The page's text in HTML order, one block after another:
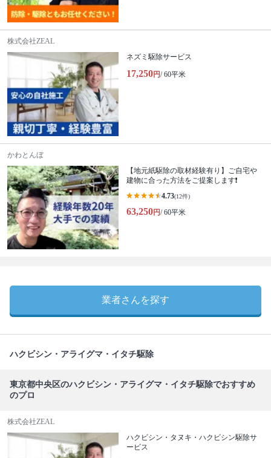
株式会社ZEAL
ネズミ駆除サービス
17,250円/ 60平米
かわとんぼ
【地元紙駆除の取材経験有り】ご自宅や
建物に合った方法をご提案します❗️
4.73(12件)
63,250円/ 60平米
業者さんを探す
ハクビシン・アライグマ・イタチ駆除
東京都中央区のハクビシン・アライグマ・イタチ駆除でおすすめ
のプロ
株式会社ZEAL
ハクビシン・タヌキ・ハクビシン駆除サ
ービス